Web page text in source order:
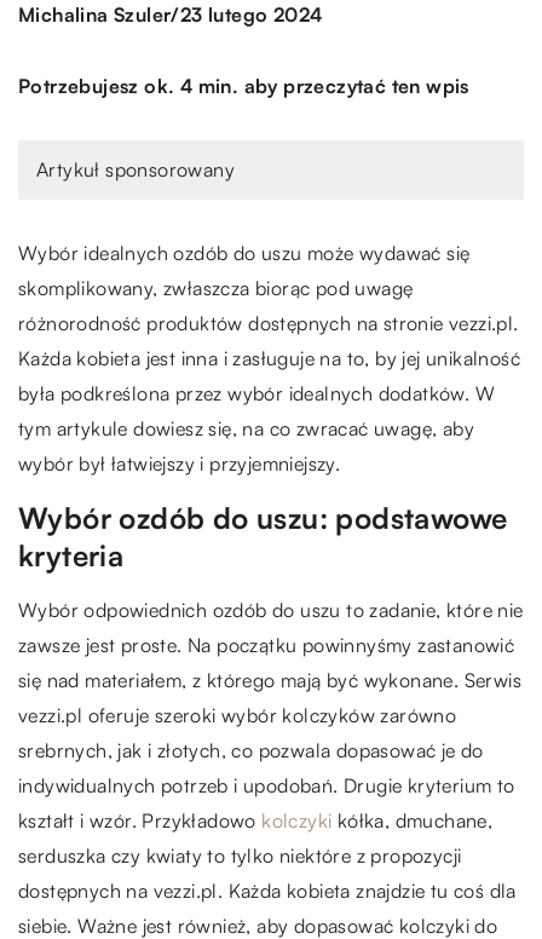
Michalina Szuler/23 lutego 2024
Potrzebujesz ok. 4 min. aby przeczytać ten wpis
Artykuł sponsorowany
Wybór idealnych ozdób do uszu może wydawać się
skomplikowany, zwłaszcza biorąc pod uwagę
różnorodność produktów dostępnych na stronie vezzi.pl.
Każda kobieta jest inna i zasługuje na to, by jej unikalność
była podkreślona przez wybór idealnych dodatków. W
tym artykule dowiesz się, na co zwracać uwagę, aby
wybór był łatwiejszy i przyjemniejszy.
Wybór ozdób do uszu: podstawowe
kryteria
Wybór odpowiednich ozdób do uszu to zadanie, które nie
zawsze jest proste. Na początku powinnyśmy zastanowić
się nad materiałem, z którego mają być wykonane. Serwis
vezzi.pl oferuje szeroki wybór kolczyków zarówno
srebrnych, jak i złotych, co pozwala dopasować je do
indywidualnych potrzeb i upodobań. Drugie kryterium to
kształt i wzór. Przykładowo kolczyki kółka, dmuchane,
serduszka czy kwiaty to tylko niektóre z propozycji
dostępnych na vezzi.pl. Każda kobieta znajdzie tu coś dla
siebie. Ważne jest również, aby dopasować kolczyki do